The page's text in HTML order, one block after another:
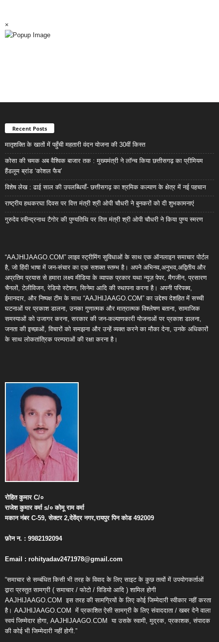
×
Recent Posts
मातृशक्ति के खातों में पहुँची महतारी वंदन योजना की 30वीं किस्त
कोसा की चमक अब वैश्विक बाजार तक : मुख्यमंत्री ने लॉन्च किया छत्तीसगढ़ का प्रीमियम
हैंडलूम ब्रांड ‘कोशल फैब’
विशेष लेख : ढाई साल की उपलब्धियाँ- छत्तीसगढ़ का श्रमिक कल्याण के क्षेत्र में नई पहचान
राष्ट्रीय हथकरघा दिवस पर वित्त मंत्री श्री ओपी चौधरी ने बुनकरों को दी शुभकामनाएं
गुरुदेव रवीन्द्रनाथ टैगोर की पुण्यतिथि पर वित्त मंत्री श्री ओपी चौधरी ने किया पुण्य स्मरण
“AAJHIJAAGO.COM” लाइव स्ट्रीमिंग सुविधाओं के साथ एक ऑनलाइन समाचार पोर्टल
है, जो हिंदी भाषा में जन-संचार का एक सशक्त स्तम्भ है। अपने अभिनव,अनुभव,अद्वितीय और
अप्रतिम प्रयास से हमारा लक्ष्य मीडिया के व्यापक प्रकार यथा न्यूज़ पेपर, मैगजीन, प्रसारण
चैनलों, टेलीविजन, रेडियो स्टेशन, सिनेमा आदि की स्थापना करना है। अपनी परिपक्व,
ईमानदार, और निष्पक्ष टीम के साथ “AAJHIJAAGO.COM” का उद्देश्य देशहित में सच्ची
घटनाओं पर प्रकाश डालना, उनका गुणात्मक और मात्रात्मक विश्लेषण बताना, सामाजिक
समस्याओं को उजागर करना, सरकार की जन-कल्याणकारी योजनाओं पर प्रकाश डालना,
जनता की इच्छाओं, विचारों को समझना और उन्हें व्यक्त करने का मौका देना, उनके अधिकारों
के साथ लोकतांत्रिक परम्पराओं की रक्षा करना है।
रोहित कुमारC/०
राजेश कुमार वर्माs/० कोमू राम वर्मा
मकान नंबरC-59,सेक्टर2,देवेंद्र नगर,रायपुर पिन कोड492009
फ़ोन न. : 9982192094
Email : rohityadav2471978@gmail.com
“समाचार से सम्बंधित किसी भी तरह के विवाद के लिए साइट के कुछ तत्वों में उपयोगकर्ताओं
द्वारा प्रस्तुत सामग्री ( समाचार / फोटो / विडियो आदि ) शामिल होगी
AAJHIJAAGO.COM इस तरह की सामग्रियों के लिए कोई जिम्मेदारी स्वीकार नहीं करता
है। AAJHIJAAGO.COM में प्रकाशित ऐसी सामग्री के लिए संवाददाता / खबर देने वाला
स्वयं जिम्मेदार होगा, AAJHIJAAGO.COM या उसके स्वामी, मुद्रक, प्रकाशक, संपादक
की कोई भी जिम्मेदारी नहीं होगी.”